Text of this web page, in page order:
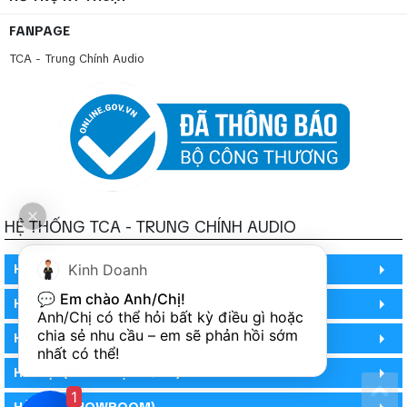
FANPAGE
TCA - Trung Chính Audio
HỆ THỐNG TCA - TRUNG CHÍNH AUDIO
HỒ CHÍ MINH
HỒ CHÍ MINH
HỒ CHÍ MINH (PHÒNG BẢO HÀNH)
HÀ NỘI (DEMO HỆ THỐNG)
Kinh Doanh
💬 Em chào Anh/Chị!
Anh/Chị có thể hỏi bất kỳ điều gì hoặc
chia sẻ nhu cầu – em sẽ phản hồi sớm
nhất có thể!
1